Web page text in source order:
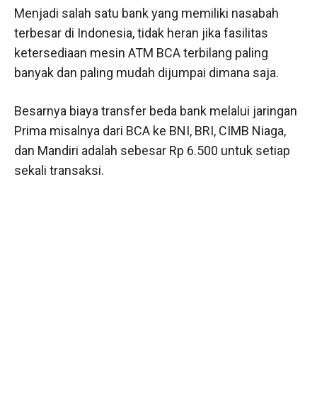
Menjadi salah satu bank yang memiliki nasabah
terbesar di Indonesia, tidak heran jika fasilitas
ketersediaan mesin ATM BCA terbilang paling
banyak dan paling mudah dijumpai dimana saja.
Besarnya biaya transfer beda bank melalui jaringan
Prima misalnya dari BCA ke BNI, BRI, CIMB Niaga,
dan Mandiri adalah sebesar Rp 6.500 untuk setiap
sekali transaksi.